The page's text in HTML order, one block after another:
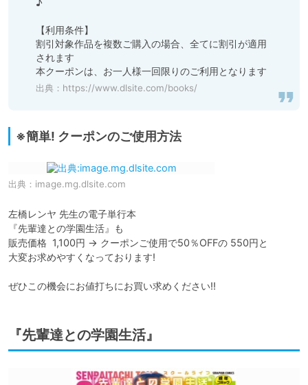
♪
【利用条件】
割引対象作品を複数ご購入の場合、全てに割引が適用
されます
本クーポンは、お一人様一回限りのご利用となります
出典： https://www.dlsite.com/books/
※簡単! クーポンのご使用方法
出典： image.mg.dlsite.com
左橋レンヤ 先生の電子単行本
『先輩達との学園生活』も
販売価格  1,100円 → クーポンご使用で50％OFFの 550円と
大変お求めやすくなっております!
ぜひこの機会にお値打ちにお買い求めください!!
『先輩達との学園生活』